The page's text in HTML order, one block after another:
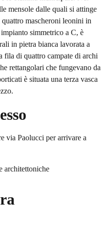
mensole dalle quali si attinge
mascheroni leonini in
simmetrico a C, è
in pietra bianca lavorata a
fila di quattro campate di archi
rettangolari che fungevano da
è situata una terza vasca
via Paolucci per arrivare a
architettoniche